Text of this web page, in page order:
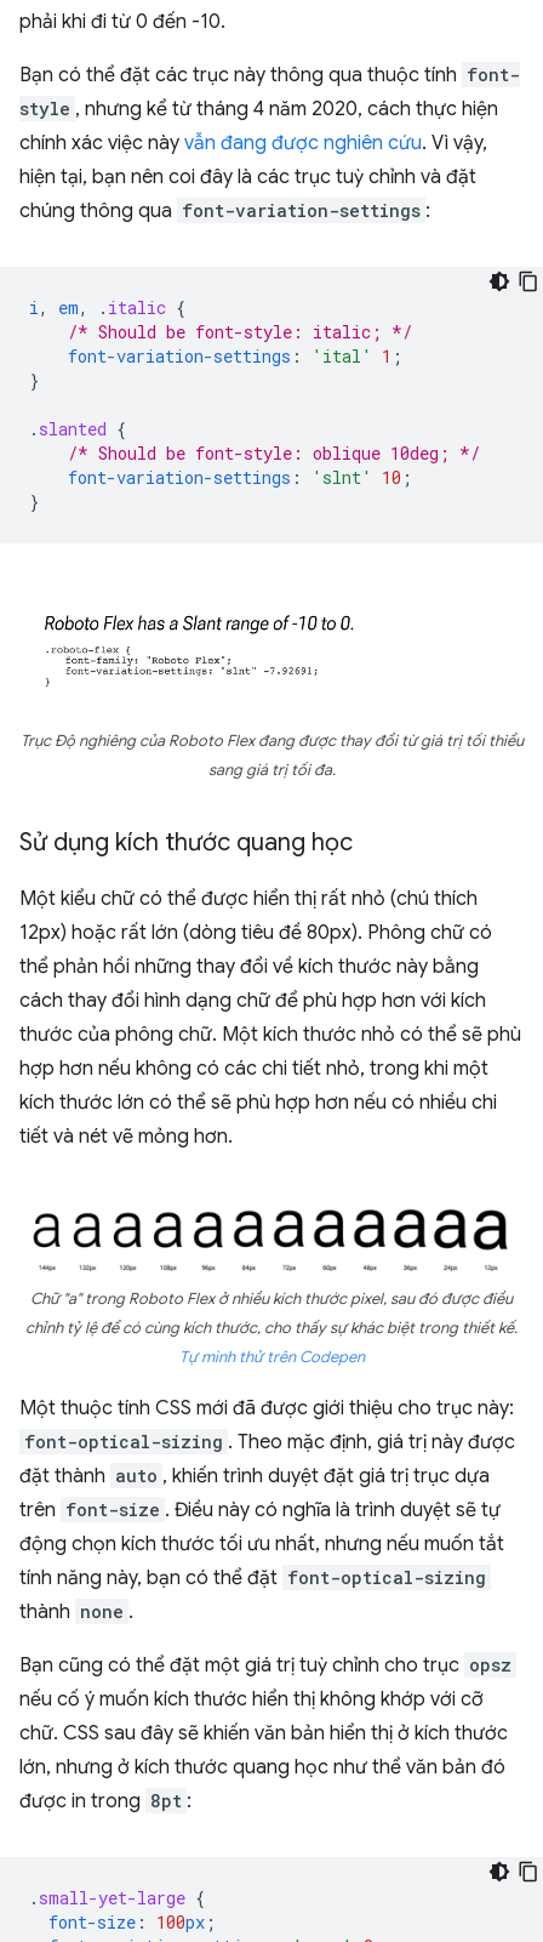
phải khi đi từ 0 đến -10.
Bạn có thể đặt các trục này thông qua thuộc tính font-
style , nhưng kể từ tháng 4 năm 2020, cách thực hiện
chính xác việc này vẫn đang được nghiên cứu. Vì vậy,
hiện tại, bạn nên coi đây là các trục tuỳ chỉnh và đặt
chúng thông qua font-variation-settings :
i, em, . italic {
/* Should be font-style: italic; */
font-variation-settings : 'ital' 1 ;
}
. slanted {
/* Should be font-style: oblique 10deg; */
font-variation-settings : 'slnt' 10 ;
}
Trục Độ nghiêng của Roboto Flex đang được thay đổi từ giá trị tối thiểu
sang giá trị tối đa.
Sử dụng kích thước quang học
Một kiểu chữ có thể được hiển thị rất nhỏ (chú thích
12px) hoặc rất lớn (dòng tiêu đề 80px). Phông chữ có
thể phản hồi những thay đổi về kích thước này bằng
cách thay đổi hình dạng chữ để phù hợp hơn với kích
thước của phông chữ. Một kích thước nhỏ có thể sẽ phù
hợp hơn nếu không có các chi tiết nhỏ, trong khi một
kích thước lớn có thể sẽ phù hợp hơn nếu có nhiều chi
tiết và nét vẽ mỏng hơn.
Chữ "a" trong Roboto Flex ở nhiều kích thước pixel, sau đó được điều
chỉnh tỷ lệ để có cùng kích thước, cho thấy sự khác biệt trong thiết kế.
Tự mình thử trên Codepen
Một thuộc tính CSS mới đã được giới thiệu cho trục này:
font-optical-sizing . Theo mặc định, giá trị này được
đặt thành auto , khiến trình duyệt đặt giá trị trục dựa
trên font-size . Điều này có nghĩa là trình duyệt sẽ tự
động chọn kích thước tối ưu nhất, nhưng nếu muốn tắt
tính năng này, bạn có thể đặt font-optical-sizing
thành none .
Bạn cũng có thể đặt một giá trị tuỳ chỉnh cho trục opsz
nếu cố ý muốn kích thước hiển thị không khớp với cỡ
chữ. CSS sau đây sẽ khiến văn bản hiển thị ở kích thước
lớn, nhưng ở kích thước quang học như thể văn bản đó
được in trong 8pt :
. small-yet-large {
font-size : 100px ;